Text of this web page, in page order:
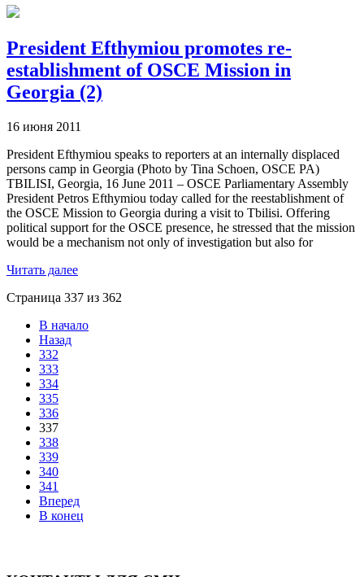
President Efthymiou promotes re-
establishment of OSCE Mission in
Georgia (2)
16 июня 2011
President Efthymiou speaks to reporters at an internally displaced
persons camp in Georgia (Photo by Tina Schoen, OSCE PA)
TBILISI, Georgia, 16 June 2011 – OSCE Parliamentary Assembly
President Petros Efthymiou today called for the reestablishment of
the OSCE Mission to Georgia during a visit to Tbilisi. Offering
political support for the OSCE presence, he stressed that the mission
would be a mechanism not only of investigation but also for
Читать далее
Страница 337 из 362
В начало
Назад
332
333
334
335
336
337
338
339
340
341
Вперед
В конец